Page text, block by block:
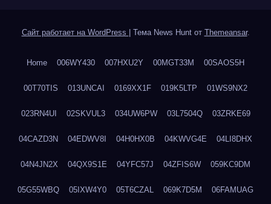
Сайт работает на WordPress Тема News Hunt от Themeansar.
Home 006WY430 007HXU2Y 00MGT33M 00SAOS5H
00T70TIS 013UNCAI 0169XX1F 019K5LTP 01WS9NX2
023RN4UI 02SKVUL3 034UW6PW 03L7504Q 03ZRKE69
04CAZD3N 04EDWV8I 04H0HX0B 04KWVG4E 04LI8DHX
04N4JN2X 04QX9S1E 04YFC57J 04ZFIS6W 059KC9DM
05G55WBQ 05IXW4Y0 05T6CZAL 069K7D5M 06FAMUAG